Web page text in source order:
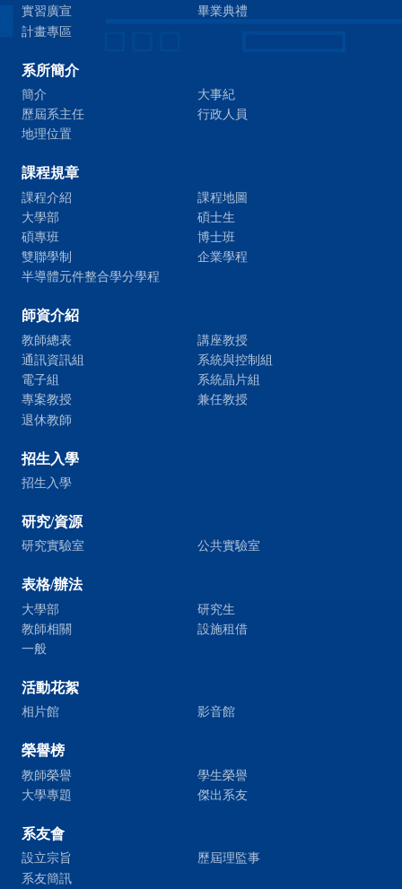
實習廣宣
畢業典禮
計畫專區
系所簡介
簡介
大事紀
歷屆系主任
行政人員
地理位置
課程規章
課程介紹
課程地圖
大學部
碩士生
碩專班
博士班
雙聯學制
企業學程
半導體元件整合學分學程
師資介紹
教師總表
講座教授
通訊資訊組
系統與控制組
電子組
系統晶片組
專案教授
兼任教授
退休教師
招生入學
招生入學
研究/資源
研究實驗室 公共實驗室
表格/辦法
大學部
研究生
教師相關
設施租借
一般
活動花絮
相片館 影音館
榮譽榜
教師榮譽
學生榮譽
大學專題
傑出系友
系友會
設立宗旨
歷屆理監事
系友簡訊